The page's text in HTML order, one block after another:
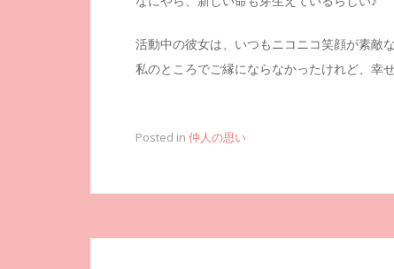
活動中の彼女は、いつもニコニコ笑顔が素敵な
私のところでご縁にならなかったけれど、幸
Posted in 仲人の思い